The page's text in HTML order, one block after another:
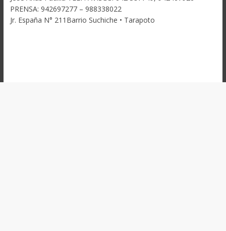
PRENSA: 942697277 – 988338022
Jr. España N° 211Barrio Suchiche • Tarapoto